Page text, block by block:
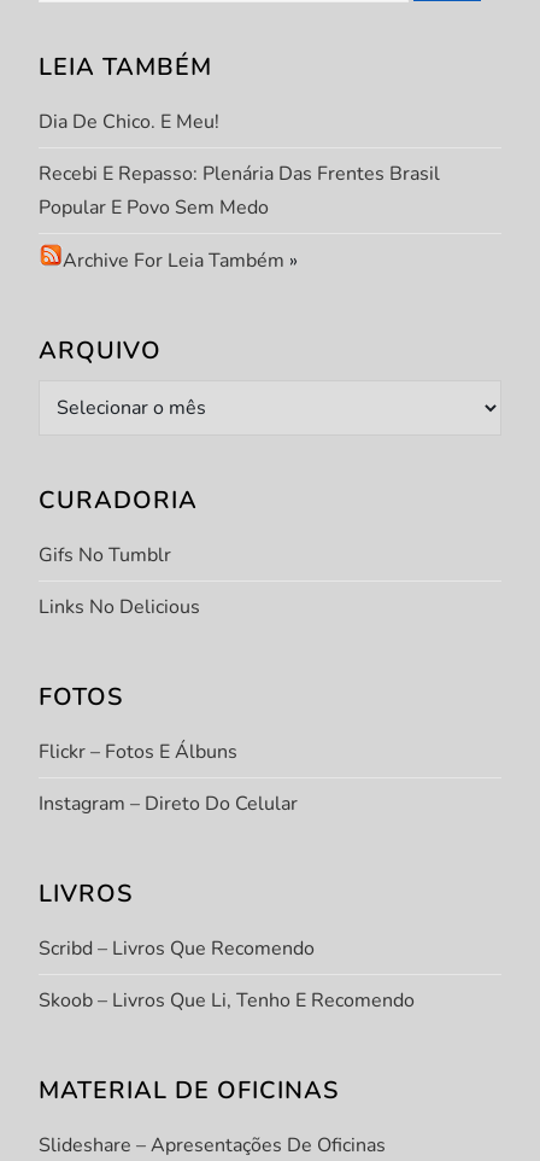
o
s
t
LEIA TAMBÉM
Dia De Chico. E Meu!
Recebi E Repasso: Plenária Das Frentes Brasil
Popular E Povo Sem Medo
Archive For Leia Também »
ARQUIVO
Arquivo
CURADORIA
Gifs No Tumblr
Links No Delicious
FOTOS
Flickr – Fotos E Álbuns
Instagram – Direto Do Celular
LIVROS
Scribd – Livros Que Recomendo
Skoob – Livros Que Li, Tenho E Recomendo
MATERIAL DE OFICINAS
Slideshare – Apresentações De Oficinas